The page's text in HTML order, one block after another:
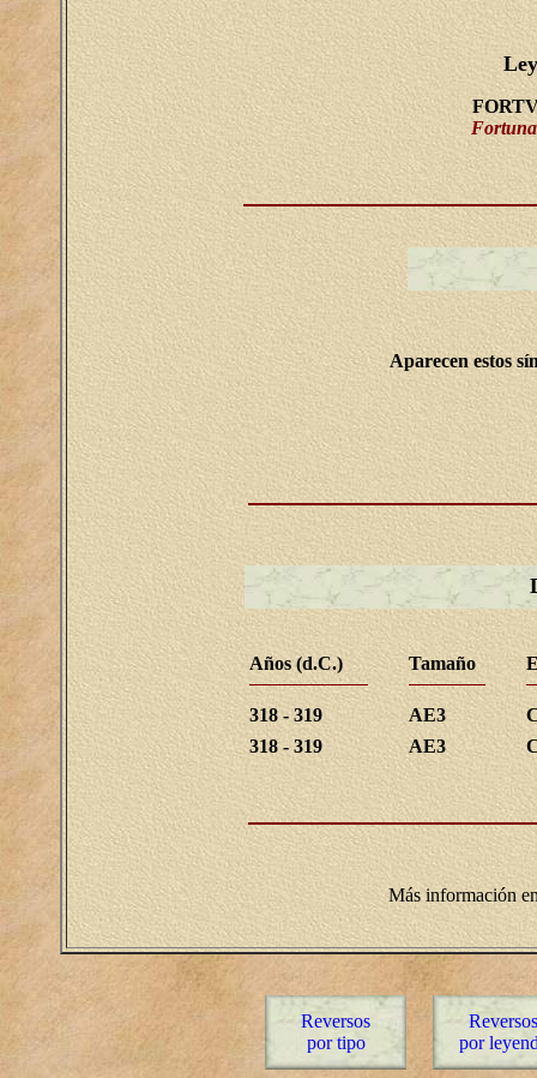
Aparecen estos
Años (d.C.) Tamaño
318 - 319 AE3
318 - 319
AE3
Más información
Reversos
por tipo
Reversos
por